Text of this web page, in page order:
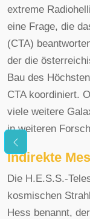
extreme
eine Frage, die
(CTA)
der die
Bau des
CTA koordiniert.
viele weitere
in weiteren
Indirekte
Die H.E.S.S.-
kosmischen
Hess benannt,